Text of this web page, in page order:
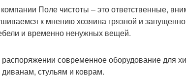
Поле чистоты – это ответственные,
к мнению хозяина грязной и
и временно ненужных вещей.
современное оборудование для
стульям и коврам.